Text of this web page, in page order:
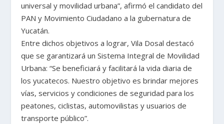
universal y movilidad urbana”, afirmó el candidato del
PAN y Movimiento Ciudadano a la gubernatura de
Yucatán.
Entre dichos objetivos a lograr, Vila Dosal destacó
que se garantizará un Sistema Integral de Movilidad
Urbana: “Se beneficiará y facilitará la vida diaria de
los yucatecos. Nuestro objetivo es brindar mejores
vías, servicios y condiciones de seguridad para los
peatones, ciclistas, automovilistas y usuarios de
transporte público”.